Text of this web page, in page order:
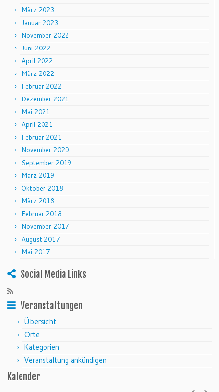
März 2023
Januar 2023
November 2022
Juni 2022
April 2022
März 2022
Februar 2022
Dezember 2021
Mai 2021
April 2021
Februar 2021
November 2020
September 2019
März 2019
Oktober 2018
März 2018
Februar 2018
November 2017
August 2017
Mai 2017
Social Media Links
Veranstaltungen
Übersicht
Orte
Kategorien
Veranstaltung ankündigen
Kalender